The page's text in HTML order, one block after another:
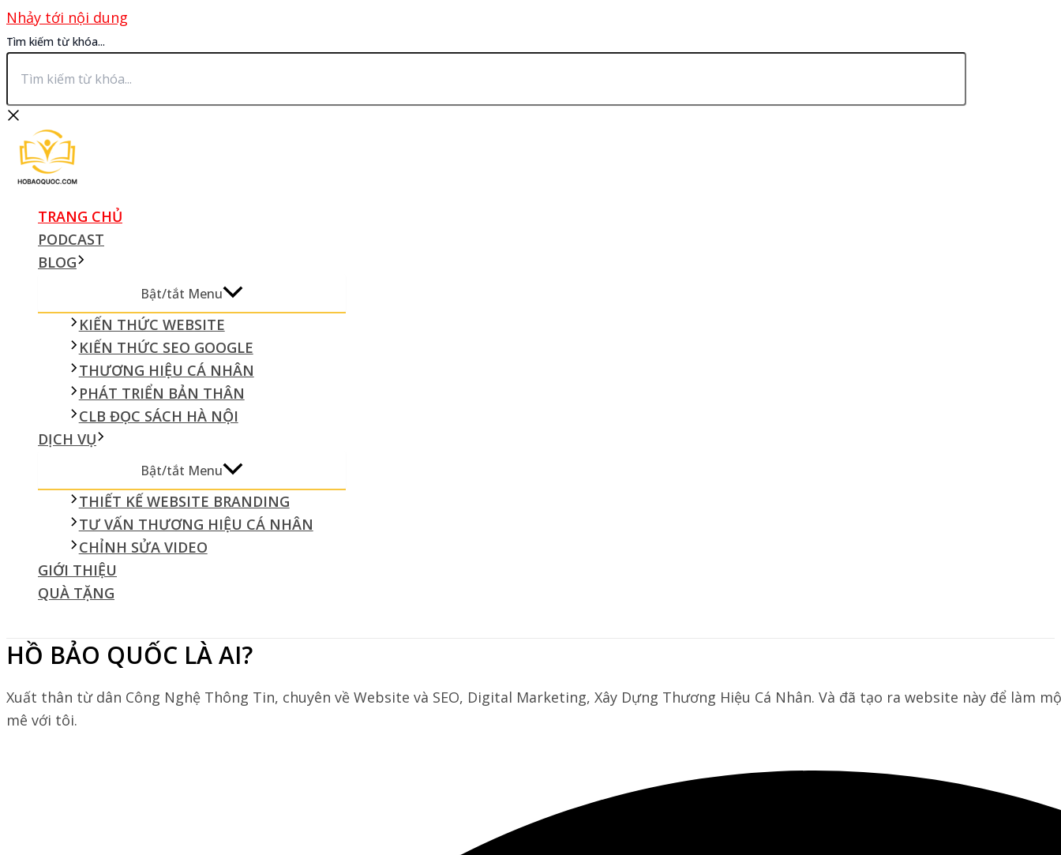
Nhảy tới nội dung
Tìm kiếm từ khóa...
TRANG CHỦ
PODCAST
BLOG
Bật/tắt Menu
KIẾN THỨC WEBSITE
KIẾN THỨC SEO GOOGLE
THƯƠNG HIỆU CÁ NHÂN
PHÁT TRIỂN BẢN THÂN
CLB ĐỌC SÁCH HÀ NỘI
DỊCH VỤ
Bật/tắt Menu
THIẾT KẾ WEBSITE BRANDING
TƯ VẤN THƯƠNG HIỆU CÁ NHÂN
CHỈNH SỬA VIDEO
GIỚI THIỆU
QUÀ TẶNG
HỒ BẢO QUỐC LÀ AI?
Xuất thân từ dân Công Nghệ Thông Tin, chuyên về Website và SEO, Digital Marketing, Xây Dựng Thương Hiệu Cá Nhân. Và đã tạo ra website này để
mê với tôi.